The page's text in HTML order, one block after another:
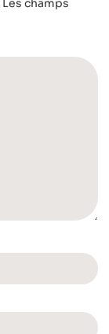
Les champs